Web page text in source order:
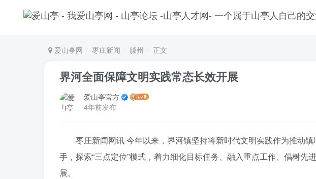
爱山亭网 枣庄新闻 滕州 正文
界河全面保障文明实践常态长效开展
爱山亭官方
4年前发布
枣庄新闻网讯 今年以来，界河镇坚持将新时代文明实践作为推动
手，探索“三点定位”模式，着力细化目标任务、融入重点工作、倡树先
展。